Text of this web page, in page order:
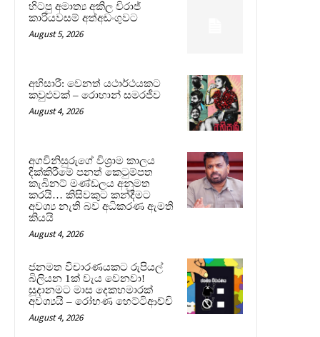
හිටපු අමාත්‍ය අකිල විරාජ්
කාරියවසම් අත්අඩංගුවට
August 5, 2026
අභිසාරී: වෙනත් යථාර්ථයකට
කවුළුවක් – රොහාන් සමරජීව
August 4, 2026
අගවිනිසුරුගේ විශ්‍රාම කාලය
දික්කිරීමේ පනත් කෙටුම්පත
කැබිනට් මණ්ඩලය අනුමත
කරයි… කිසිවකුට කන්දීමට
අවශ්‍ය නැති බව අධිකරණ ඇමති
කියයි
August 4, 2026
ජනමත විචාරණයකට රුපියල්
බිලියන 1ක් වැය වෙනවා!
සූදානමට මාස දෙකහමාරක්
අවශ්‍යයි – රෝහණ හෙට්ටිආච්චි
August 4, 2026